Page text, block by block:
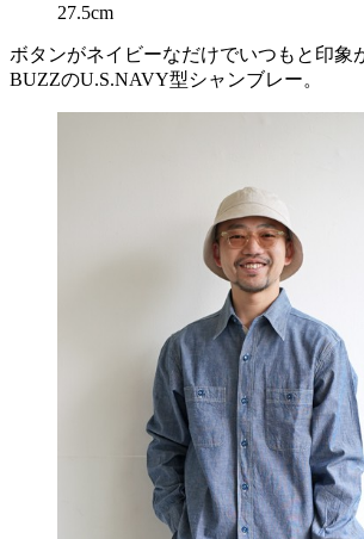
27.5cm
ボタンがネイビーなだけでいつもと印象
BUZZのU.S.NAVY型シャンブレー。